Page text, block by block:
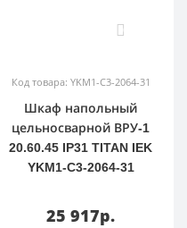
Код товара: YKM1-C3-2064-31
Шкаф напольный
цельносварной ВРУ-1
20.60.45 IP31 TITAN IEK
YKM1-C3-2064-31
25 917р.